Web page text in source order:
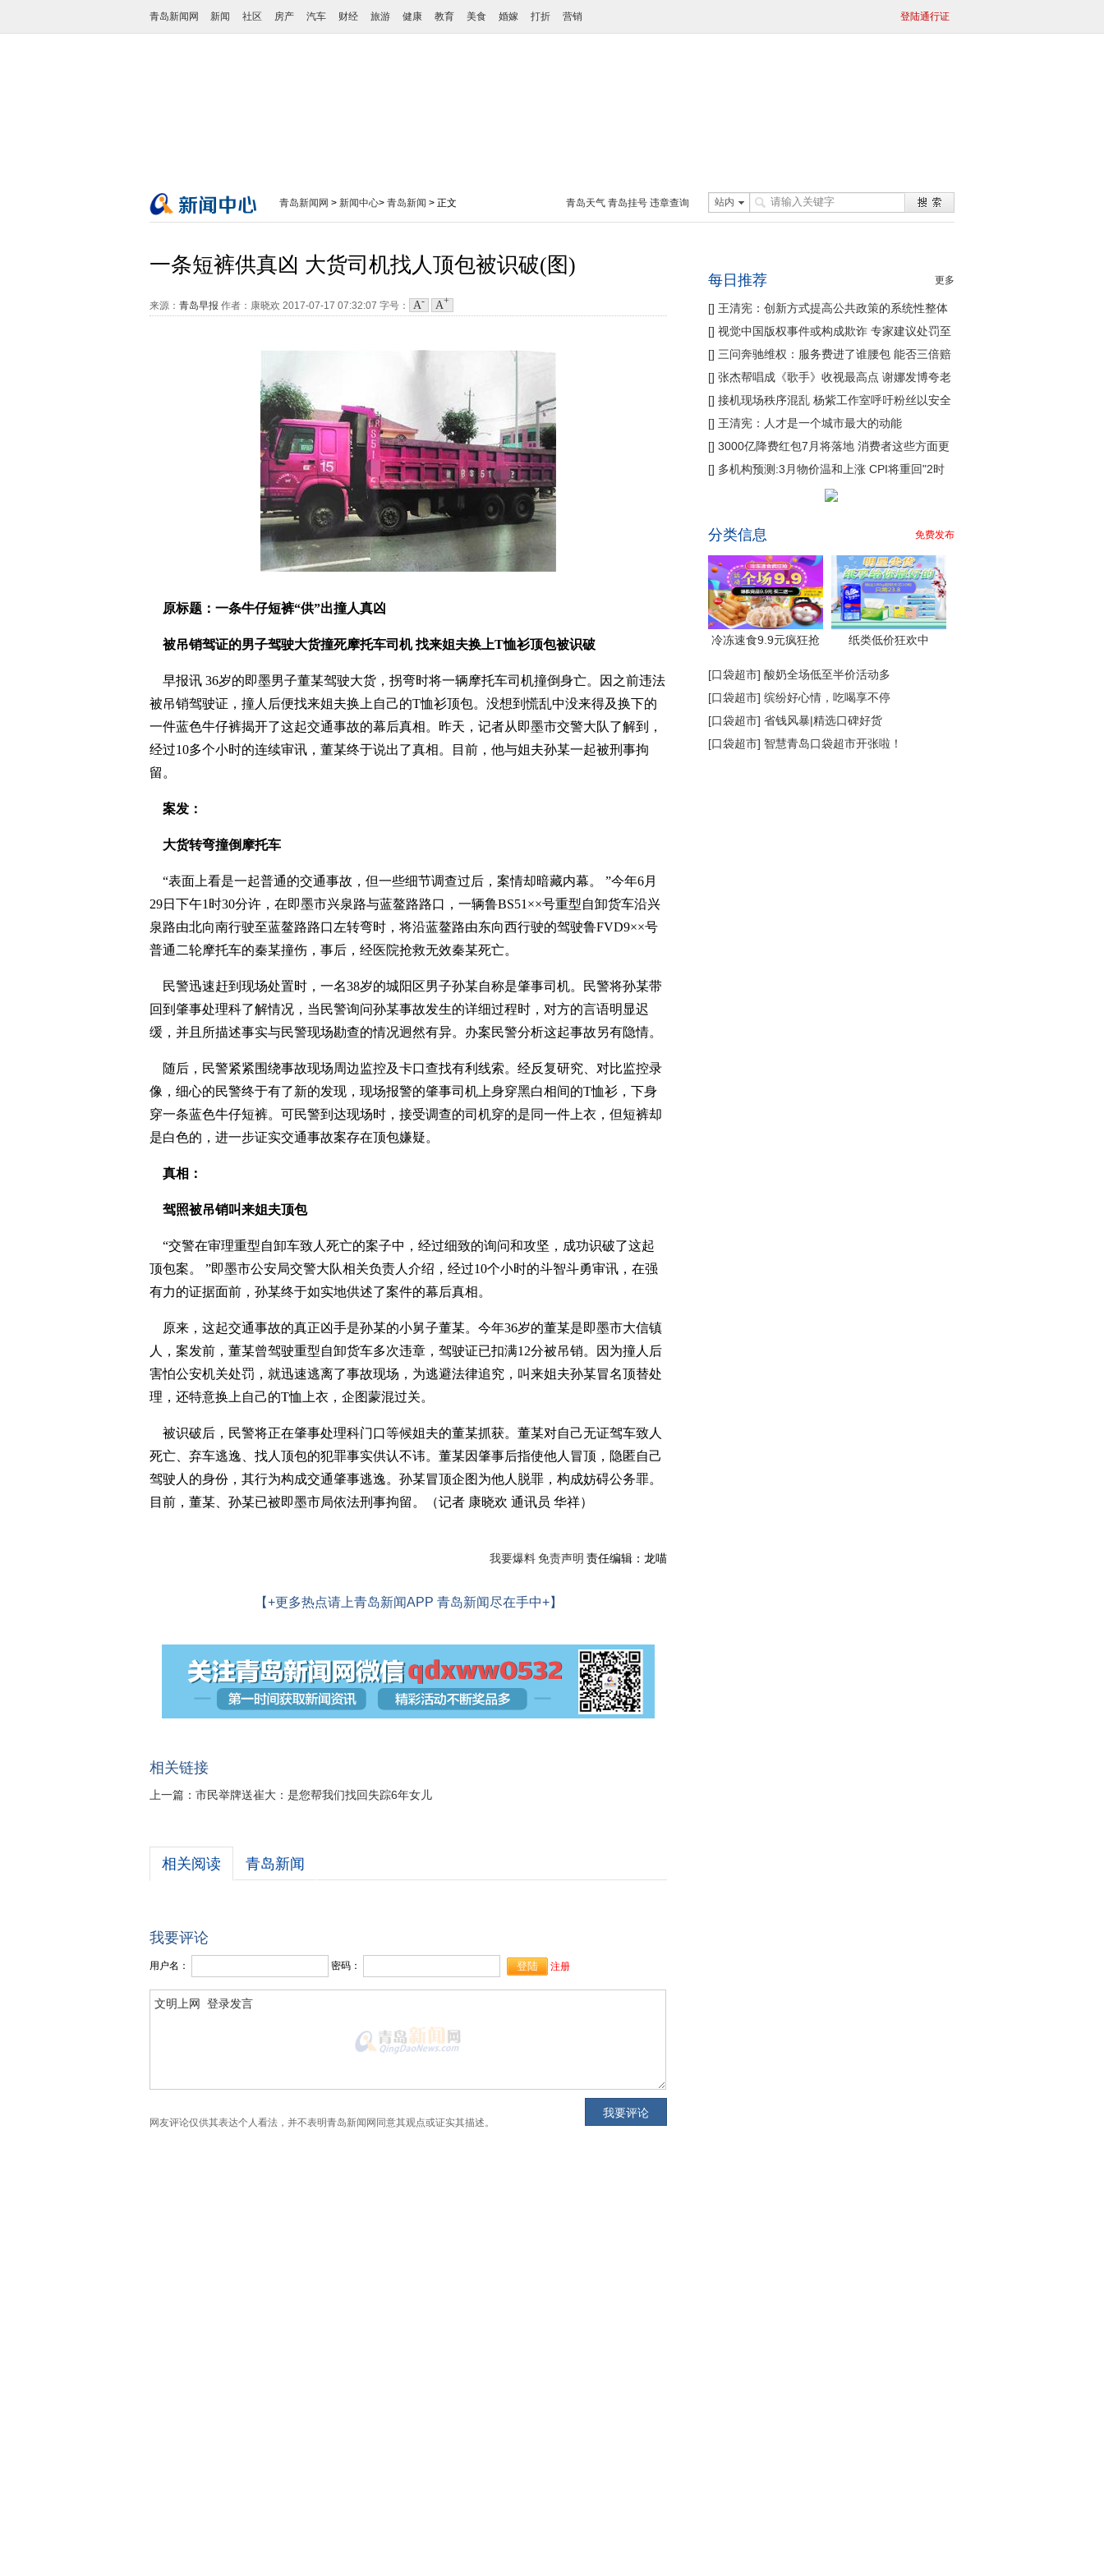
登陆通行证
青岛新闻网 新闻 社区 房产 汽车 财经 旅游 健康 教育 美食 婚嫁 打折 营销
站内
青岛天气 青岛挂号 违章查询
青岛新闻网 > 新闻中心> 青岛新闻 > 正文
一条短裤供真凶 大货司机找人顶包被识破(图)
来源： 青岛早报 作者：康晓欢 2017-07-17 07:32:07 字号： A- A+
原标题：一条牛仔短裤“供”出撞人真凶
被吊销驾证的男子驾驶大货撞死摩托车司机 找来姐夫换上T恤衫顶包被识破
早报讯 36岁的即墨男子董某驾驶大货，拐弯时将一辆摩托车司机撞倒身亡。因之前违法
被吊销驾驶证，撞人后便找来姐夫换上自己的T恤衫顶包。没想到慌乱中没来得及换下的
一件蓝色牛仔裤揭开了这起交通事故的幕后真相。昨天，记者从即墨市交警大队了解到，
经过10多个小时的连续审讯，董某终于说出了真相。目前，他与姐夫孙某一起被刑事拘
留。
案发：
大货转弯撞倒摩托车
“表面上看是一起普通的交通事故，但一些细节调查过后，案情却暗藏内幕。 ”今年6月
29日下午1时30分许，在即墨市兴泉路与蓝鳌路路口，一辆鲁BS51××号重型自卸货车沿兴
泉路由北向南行驶至蓝鳌路路口左转弯时，将沿蓝鳌路由东向西行驶的驾驶鲁FVD9××号
普通二轮摩托车的秦某撞伤，事后，经医院抢救无效秦某死亡。
民警迅速赶到现场处置时，一名38岁的城阳区男子孙某自称是肇事司机。民警将孙某带
回到肇事处理科了解情况，当民警询问孙某事故发生的详细过程时，对方的言语明显迟
缓，并且所描述事实与民警现场勘查的情况迥然有异。办案民警分析这起事故另有隐情。
随后，民警紧紧围绕事故现场周边监控及卡口查找有利线索。经反复研究、对比监控录
像，细心的民警终于有了新的发现，现场报警的肇事司机上身穿黑白相间的T恤衫，下身
穿一条蓝色牛仔短裤。可民警到达现场时，接受调查的司机穿的是同一件上衣，但短裤却
是白色的，进一步证实交通事故案存在顶包嫌疑。
真相：
驾照被吊销叫来姐夫顶包
“交警在审理重型自卸车致人死亡的案子中，经过细致的询问和攻坚，成功识破了这起
顶包案。 ”即墨市公安局交警大队相关负责人介绍，经过10个小时的斗智斗勇审讯，在强
有力的证据面前，孙某终于如实地供述了案件的幕后真相。
原来，这起交通事故的真正凶手是孙某的小舅子董某。今年36岁的董某是即墨市大信镇
人，案发前，董某曾驾驶重型自卸货车多次违章，驾驶证已扣满12分被吊销。因为撞人后
害怕公安机关处罚，就迅速逃离了事故现场，为逃避法律追究，叫来姐夫孙某冒名顶替处
理，还特意换上自己的T恤上衣，企图蒙混过关。
被识破后，民警将正在肇事处理科门口等候姐夫的董某抓获。董某对自己无证驾车致人
死亡、弃车逃逸、找人顶包的犯罪事实供认不讳。董某因肇事后指使他人冒顶，隐匿自己
驾驶人的身份，其行为构成交通肇事逃逸。孙某冒顶企图为他人脱罪，构成妨碍公务罪。
目前，董某、孙某已被即墨市局依法刑事拘留。（记者 康晓欢 通讯员 华祥）
我要爆料免责声明 责任编辑：龙喵
【+更多热点请上青岛新闻APP 青岛新闻尽在手中+】
相关链接
上一篇： 市民举牌送崔大：是您帮我们找回失踪6年女儿
相关阅读 青岛新闻
我要评论
用户名： 密码： 注册
网友评论仅供其表达个人看法，并不表明青岛新闻网同意其观点或证实其描述。
每日推荐 更多
[] 王清宪：创新方式提高公共政策的系统性整体
性协同性
[] 视觉中国版权事件或构成欺诈 专家建议处罚至
痛
[] 三问奔驰维权：服务费进了谁腰包 能否三倍赔
偿
[] 张杰帮唱成《歌手》收视最高点 谢娜发博夸老
公
[] 接机现场秩序混乱 杨紫工作室呼吁粉丝以安全
为主
[] 王清宪：人才是一个城市最大的动能
[] 3000亿降费红包7月将落地 消费者这些方面更
省钱
[] 多机构预测:3月物价温和上涨 CPI将重回"2时
分类信息 免费发布
冷冻速食9.9元疯狂抢 纸类低价狂欢中
[口袋超市] 酸奶全场低至半价活动多
[口袋超市] 缤纷好心情，吃喝享不停
[口袋超市] 省钱风暴|精选口碑好货
[口袋超市] 智慧青岛口袋超市开张啦！